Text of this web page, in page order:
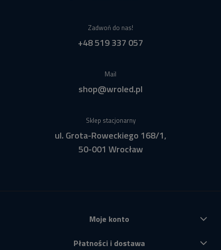
Zadwoń do nas!
+48 519 337 057
Mail
shop@wroled.pl
Sklep stacjonarny
ul. Grota-Roweckiego 168/1,
50-001 Wrocław
Moje konto
Płatności i dostawa